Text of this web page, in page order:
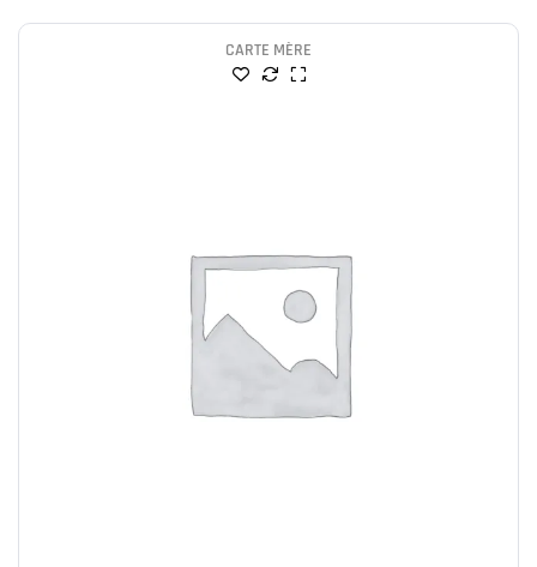
CARTE MÈRE